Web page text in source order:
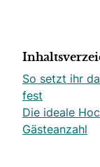
So setzt ihr
fest
Die ideale
Gästeanzahl